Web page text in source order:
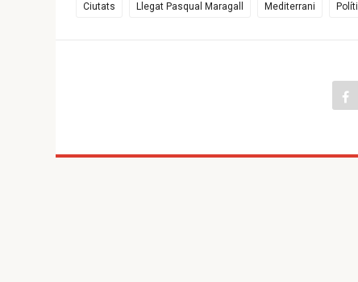
Ciutats Llegat Pasqual Maragall Mediterrani